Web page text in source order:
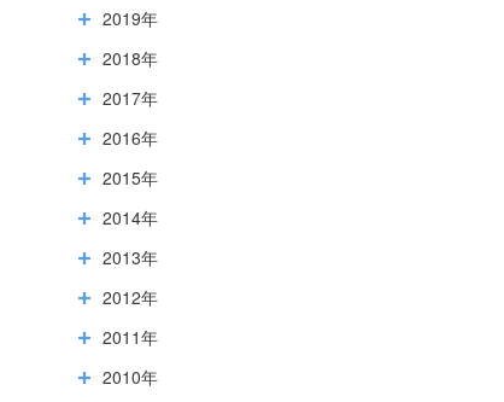
2019年
2018年
2017年
2016年
2015年
2014年
2013年
2012年
2011年
2010年